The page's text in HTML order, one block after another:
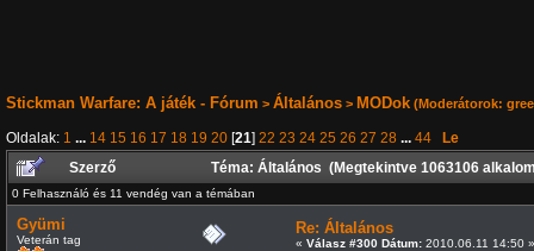
Stickman Warfare: A játék - Fórum > Általános> MODok(Moderátorok:
Oldalak: 1 ... 14 15 16 17 18 19 20[21] 22 23 24 25 26 27 28 ... 44
Le
Szerző
Téma: Általános (Megtekintve 1063106
0 Felhasználó és 11 vendég van a témában
Gyümi
Veterán tag
Re: Általános
« Válasz #300 Dátum:2010.06.11 14:50 »